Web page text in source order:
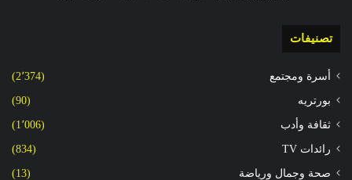
تصنيفات
أسرة ومجتمع (2٬374)
بورتريه (90)
ثقافة وأدب (1٬006)
رائدات TV (834)
صحة وجمال ورياضة (13)